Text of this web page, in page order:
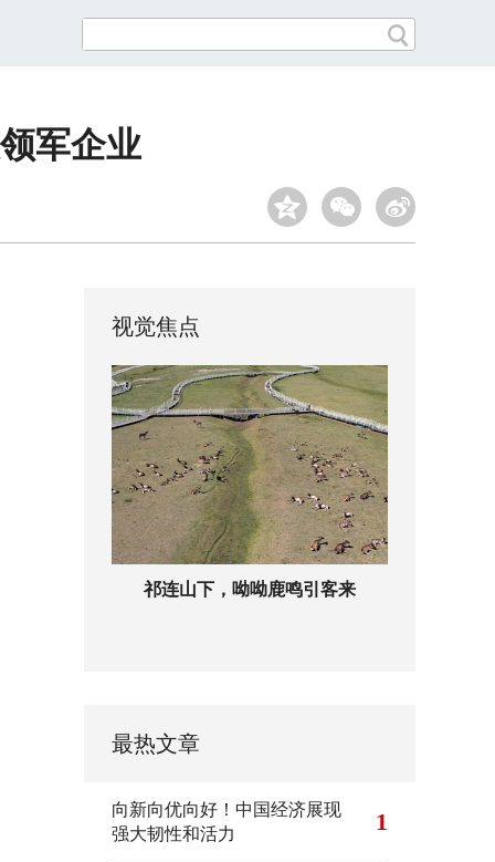
军企业
视觉焦点
祁连山下，呦呦鹿鸣引客来
最热文章
向新向优向好！中国经济展现
强大韧性和活力
1